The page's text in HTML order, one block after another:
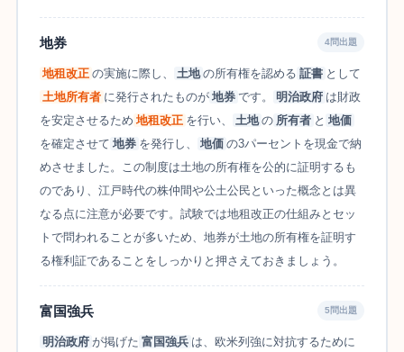
地券 4問出題
地租改正 の実施に際し、 土地 の所有権を認める 証書 として
土地所有者 に発行されたものが 地券 です。 明治政府 は財政
を安定させるため 地租改正 を行い、 土地 の 所有者 と 地価
を確定させて 地券 を発行し、 地価 の3パーセントを現金で納
めさせました。この制度は土地の所有権を公的に証明するも
のであり、江戸時代の株仲間や公土公民といった概念とは異
なる点に注意が必要です。試験では地租改正の仕組みとセッ
トで問われることが多いため、地券が土地の所有権を証明す
る権利証であることをしっかりと押さえておきましょう。
富国強兵 5問出題
明治政府 が掲げた 富国強兵 は、欧米列強に対抗するために